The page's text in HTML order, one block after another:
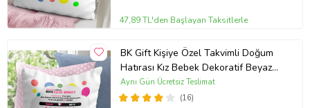
47,89 TL'den Başlayan Taksitlerle
BK Gift Kişiye Özel Takvimli Doğum
Hatırası Kız Bebek Dekoratif Beyaz
Yastık - 1
(16)
Aynı Gün Ücretsiz Teslimat